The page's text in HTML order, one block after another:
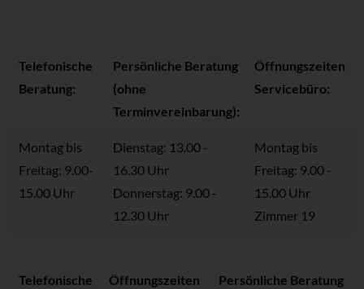
Telefonische
Beratung:
Persönliche Beratung
(ohne
Terminvereinbarung):
Öffnungszeiten
Servicebüro:
Montag bis
Freitag: 9.00-
15.00 Uhr
Dienstag: 13.00 -
16.30 Uhr
Donnerstag: 9.00 -
12.30 Uhr
Montag bis
Freitag: 9.00 -
15.00 Uhr
Zimmer 19
Telefonische
Öffnungszeiten
Persönliche Beratung